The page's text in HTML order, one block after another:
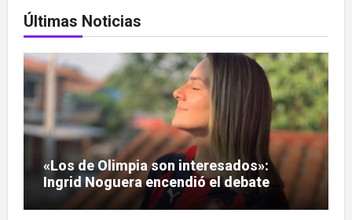
Últimas Noticias
«Los de Olimpia son interesados»:
Ingrid Noguera encendió el debate
sobre las hinchadas